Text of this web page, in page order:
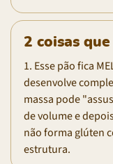
2 coisas
1. Esse pão fica
desenvolve
massa pode
de volume e
não forma glúten
estrutura.